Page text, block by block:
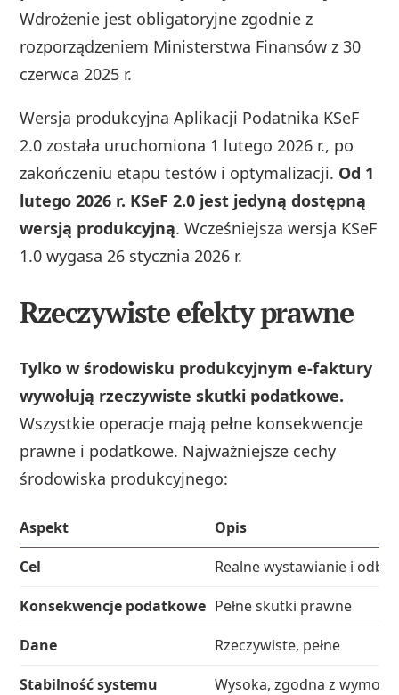
Wdrożenie jest obligatoryjne zgodnie z
rozporządzeniem Ministerstwa Finansów z 30
czerwca 2025 r.
Wersja produkcyjna Aplikacji Podatnika KSeF
2.0 została uruchomiona 1 lutego 2026 r., po
zakończeniu etapu testów i optymalizacji. Od 1
lutego 2026 r. KSeF 2.0 jest jedyną dostępną
wersją produkcyjną. Wcześniejsza wersja KSeF
1.0 wygasa 26 stycznia 2026 r.
Rzeczywiste efekty prawne
Tylko w środowisku produkcyjnym e-faktury
wywołują rzeczywiste skutki podatkowe.
Wszystkie operacje mają pełne konsekwencje
prawne i podatkowe. Najważniejsze cechy
środowiska produkcyjnego:
Aspekt
Opis
Cel
Realne wystawianie i
Konsekwencje podatkowe Pełne skutki prawne
Dane
Rzeczywiste, pełne
Stabilność systemu
Wysoka, zgodna z